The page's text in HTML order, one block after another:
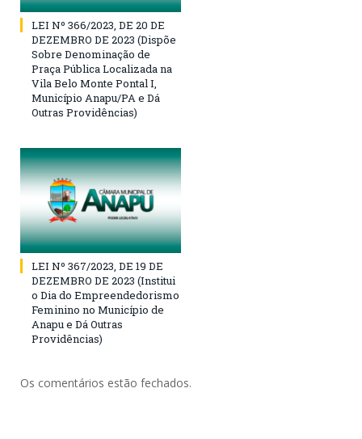
LEI Nº 366/2023, DE 20 DE
DEZEMBRO DE 2023 (Dispõe
Sobre Denominação de
Praça Pública Localizada na
Vila Belo Monte Pontal I,
Município Anapu/PA e Dá
Outras Providências)
LEI Nº 367/2023, DE 19 DE
DEZEMBRO DE 2023 (Institui
o Dia do Empreendedorismo
Feminino no Município de
Anapu e Dá Outras
Providências)
Os comentários estão fechados.